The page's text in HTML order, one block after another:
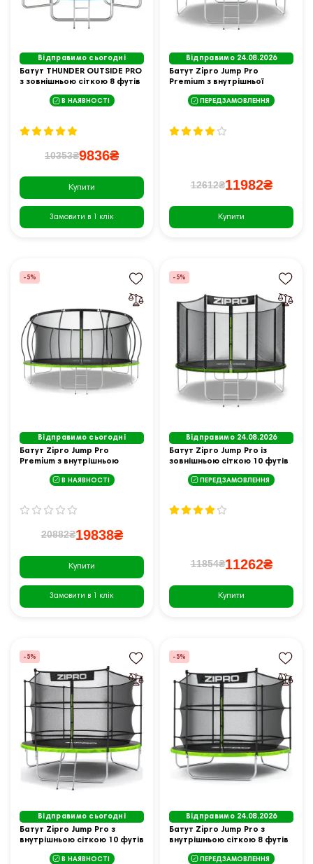
Відправимо сьогодні
Батут THUNDER OUTSIDE PRO
з зовнішньою сіткою 8 футів
244 см чорно-блакитний
В НАЯВНОСТІ
10353₴9836₴
Купити
Замовити в 1 клік
Відправимо 24.08.2026
Батут Zipro Jump Pro
Premium з внутрішньої
сіткою 10 футів 312 см
чорно-зелений
ПЕРЕДЗАМОВЛЕННЯ
12612₴11982₴
Купити
-5%
Відправимо сьогодні
Батут Zipro Jump Pro
Premium з внутрішньою
чорно-зеленийВ НАЯВНОСТІ
20882₴19838₴
Купити
Замовити в 1 клік
-5%
Відправимо 24.08.2026
Батут Zipro Jump Pro із
зовнішньою сіткою 10 футів
ПЕРЕДЗАМОВЛЕННЯ
11854₴11262₴
Купити
-5%
Відправимо сьогодні
Батут Zipro Jump Pro з
внутрішньою сіткою 10 футів
В НАЯВНОСТІ
-5%
Відправимо 24.08.2026
Батут Zipro Jump Pro з
внутрішньою сіткою 8 футів
ПЕРЕДЗАМОВЛЕННЯ